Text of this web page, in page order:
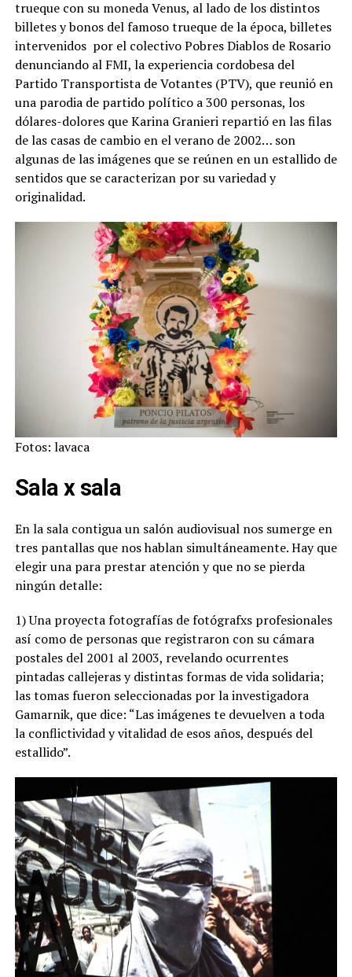
trueque con su moneda Venus, al lado de los distintos
billetes y bonos del famoso trueque de la época, billetes
intervenidos por el colectivo Pobres Diablos de Rosario
denunciando al FMI, la experiencia cordobesa del
Partido Transportista de Votantes (PTV), que reunió en
una parodia de partido político a 300 personas, los
dólares-dolores que Karina Granieri repartió en las filas
de las casas de cambio en el verano de 2002… son
algunas de las imágenes que se reúnen en un estallido de
sentidos que se caracterizan por su variedad y
originalidad.
Fotos: lavaca
Sala x sala
En la sala contigua un salón audiovisual nos sumerge en
tres pantallas que nos hablan simultáneamente. Hay que
elegir una para prestar atención y que no se pierda
ningún detalle:
1) Una proyecta fotografías de fotógrafxs profesionales
así como de personas que registraron con su cámara
postales del 2001 al 2003, revelando ocurrentes
pintadas callejeras y distintas formas de vida solidaria;
las tomas fueron seleccionadas por la investigadora
Gamarnik, que dice: “Las imágenes te devuelven a toda
la conflictividad y vitalidad de esos años, después del
estallido”.